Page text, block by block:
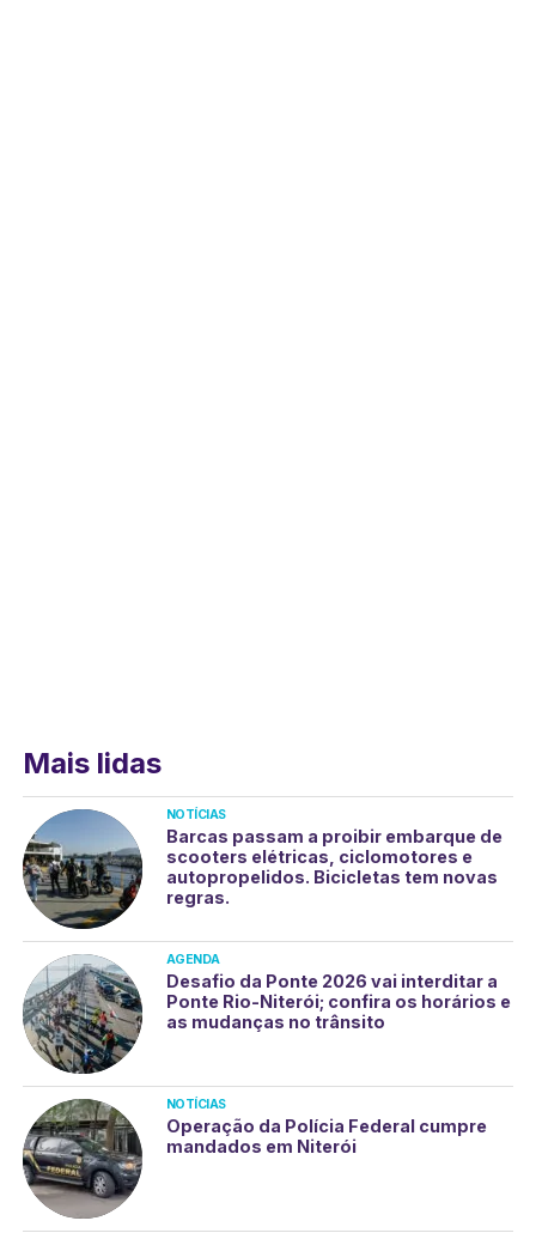
Mais lidas
NOTÍCIAS
Barcas passam a proibir embarque de
scooters elétricas, ciclomotores e
autopropelidos. Bicicletas tem novas
regras.
AGENDA
Desafio da Ponte 2026 vai interditar a
Ponte Rio-Niterói; confira os horários e
as mudanças no trânsito
NOTÍCIAS
Operação da Polícia Federal cumpre
mandados em Niterói